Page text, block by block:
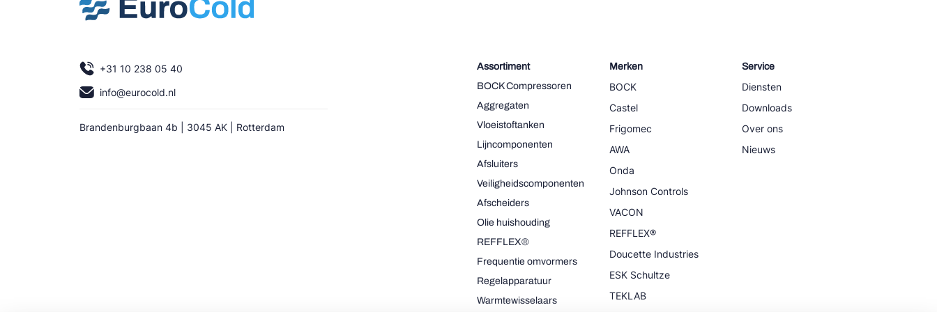
+31 10 238 05 40
info@eurocold.nl
Brandenburgbaan 4b | 3045 AK | Rotterdam
Assortiment
BOCK Compressoren
Aggregaten
Vloeistoftanken
Lijncomponenten
Afsluiters
Veiligheidscomponenten
Afscheiders
Olie huishouding
REFFLEX®
Frequentie omvormers
Regelapparatuur
Warmtewisselaars
Merken
BOCK
Castel
Frigomec
AWA
Onda
Johnson Controls
VACON
REFFLEX®
Doucette Industries
ESK Schultze
TEKLAB
Service
Diensten
Downloads
Over ons
Nieuws